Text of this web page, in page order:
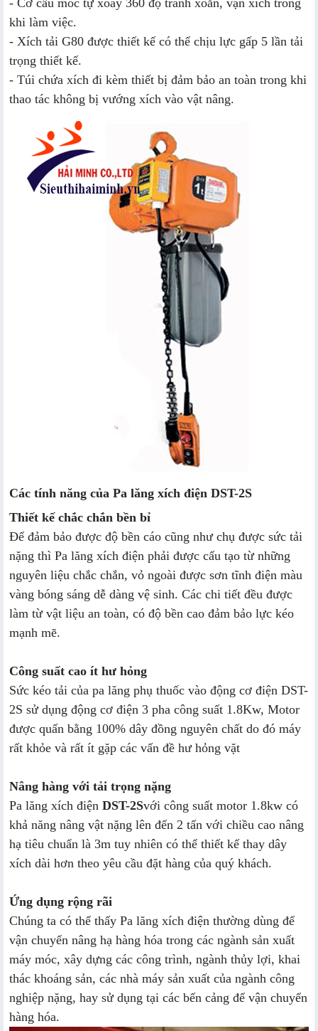
- Cơ cấu móc tự xoay 360 độ tránh xoắn, vặn xích trong
khi làm việc.
- Xích tải G80 được thiết kế có thể chịu lực gấp 5 lần tải
trọng thiết kế.
- Túi chứa xích đi kèm thiết bị đảm bảo an toàn trong khi
thao tác không bị vướng xích vào vật nâng.
Các tính năng của Pa lăng xích điện DST-2S
Thiết kế chắc chắn bền bỉ
Để đảm bảo được độ bền cáo cũng như chụ được sức tải
nặng thì Pa lăng xích điện phải được cấu tạo từ những
nguyên liệu chắc chắn, vỏ ngoài được sơn tĩnh điện màu
vàng bóng sáng dễ dàng vệ sinh. Các chi tiết đều được
làm từ vật liệu an toàn, có độ bền cao đảm bảo lực kéo
mạnh mẽ.
Công suất cao ít hư hỏng
Sức kéo tải của pa lăng phụ thuốc vào động cơ điện DST-
2S sử dụng động cơ điện 3 pha công suất 1.8Kw, Motor
được quấn bằng 100% dây đồng nguyên chất do đó máy
rất khỏe và rất ít gặp các vấn đề hư hỏng vặt
Nâng hàng với tải trọng nặng
Pa lăng xích điện DST-2Svới công suất motor 1.8kw có
khả năng nâng vật nặng lên đến 2 tấn với chiều cao nâng
hạ tiêu chuẩn là 3m tuy nhiên có thể thiết kế thay dây
xích dài hơn theo yêu cầu đặt hàng của quý khách.
Ứng dụng rộng rãi
Chúng ta có thể thấy Pa lăng xích điện thường dùng để
vận chuyển nâng hạ hàng hóa trong các ngành sản xuất
máy móc, xây dựng các công trình, ngành thủy lợi, khai
thác khoáng sản, các nhà máy sản xuất của ngành công
nghiệp nặng, hay sử dụng tại các bến cảng để vận chuyển
hàng hóa.